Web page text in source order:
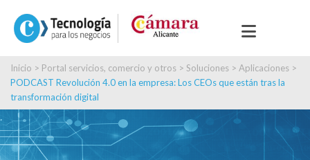
Inicio > Portal servicios, comercio y otros > Soluciones > Aplicaciones >
PODCAST Revolución 4.0 en la empresa: Los CEOs que están tras la
transformación digital